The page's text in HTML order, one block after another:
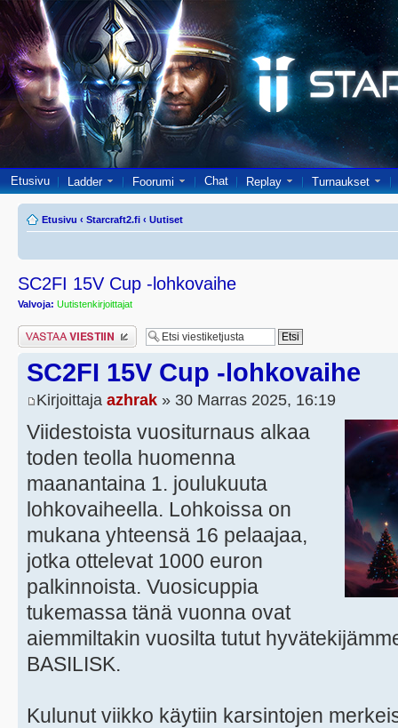
Etusivu Ladder Foorumi Chat Replay Turnaukset
Etusivu ‹ Starcraft2.fi ‹ Uutiset
SC2FI 15V Cup -lohkovaihe
Valvoja: Uutistenkirjoittajat
Lähetä vastaus
SC2FI 15V Cup -lohkovaihe
Kirjoittaja azhrak » 30 Marras 2025, 16:19
Viidestoista vuositurnaus alkaa
toden teolla huomenna
maanantaina 1. joulukuuta
lohkovaiheella. Lohkoissa on
mukana yhteensä 16 pelaajaa,
jotka ottelevat 1000 euron
palkinnoista. Vuosicuppia
tukemassa tänä vuonna ovat
aiemmiltakin vuosilta tutut
BASILISK.
Kulunut viikko käytiin karsintojen